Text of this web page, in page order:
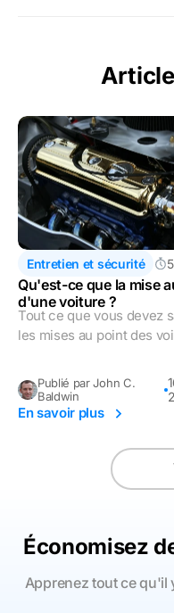
Entretien et sécurité
Qu'est-ce que la mise
d'une voiture ?
Tout ce que vous devez
les mises au point des
Publié par John C.
Baldwin
En savoir plus
Économisez
Apprenez tout ce qu'il